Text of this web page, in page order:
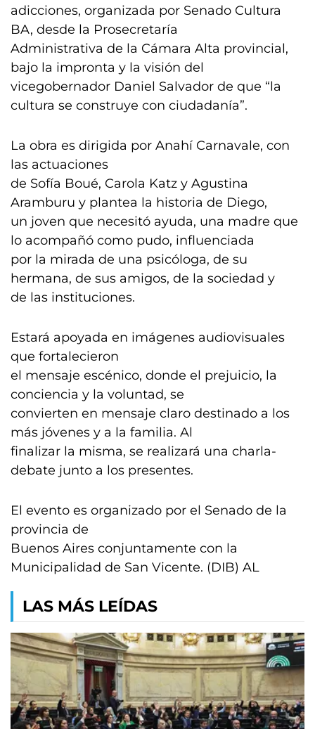
adicciones, organizada por Senado Cultura
BA, desde la Prosecretaría
Administrativa de la Cámara Alta provincial,
bajo la impronta y la visión del
vicegobernador Daniel Salvador de que “la
cultura se construye con ciudadanía”.
La obra es dirigida por Anahí Carnavale, con
las actuaciones
de Sofía Boué, Carola Katz y Agustina
Aramburu y plantea la historia de Diego,
un joven que necesitó ayuda, una madre que
lo acompañó como pudo, influenciada
por la mirada de una psicóloga, de su
hermana, de sus amigos, de la sociedad y
de las instituciones.
Estará apoyada en imágenes audiovisuales
que fortalecieron
el mensaje escénico, donde el prejuicio, la
conciencia y la voluntad, se
convierten en mensaje claro destinado a los
más jóvenes y a la familia. Al
finalizar la misma, se realizará una charla-
debate junto a los presentes.
El evento es organizado por el Senado de la
provincia de
Buenos Aires conjuntamente con la
Municipalidad de San Vicente. (DIB) AL
LAS MÁS LEÍDAS